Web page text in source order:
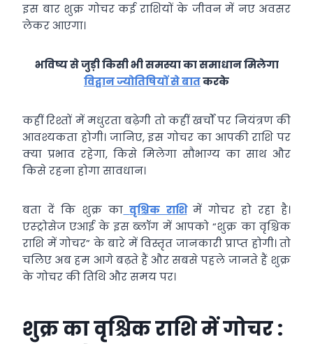
इस बार शुक्र गोचर कई राशियों के जीवन में नए अवसर
लेकर आएगा।
भविष्य से जुड़ी किसी भी समस्या का समाधान मिलेगा
विद्वान ज्योतिषियों से बातकरके
कहीं रिश्तों में मधुरता बढ़ेगी तो कहीं खर्चों पर नियंत्रण की
आवश्यकता होगी। जानिए, इस गोचर का आपकी राशि पर
क्या प्रभाव रहेगा, किसे मिलेगा सौभाग्य का साथ और
किसे रहना होगा सावधान।
बता दें कि शुक्र का वृश्चिक राशि में गोचर हो रहा है।
एस्ट्रोसेज एआई के इस ब्लॉग में आपको “शुक्र का वृश्चिक
राशि में गोचर” के बारे में विस्तृत जानकारी प्राप्त होगी। तो
चलिए अब हम आगे बढ़ते हैं और सबसे पहले जानते हैं शुक्र
के गोचर की तिथि और समय पर।
शुक्र का वृश्चिक राशि में गोचर :